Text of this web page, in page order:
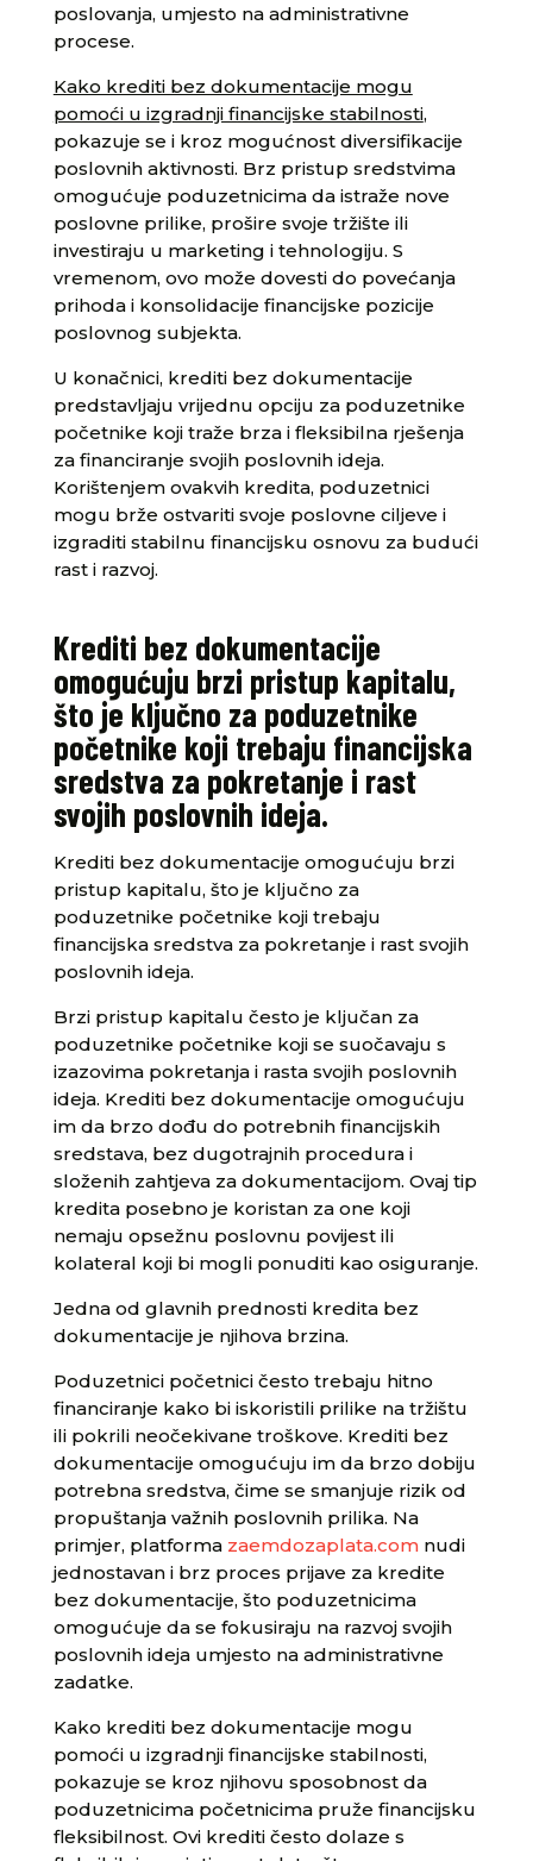
poslovanja, umjesto na administrativne
procese.
Kako krediti bez dokumentacije mogu
pomoći u izgradnji financijske stabilnosti,
pokazuje se i kroz mogućnost diversifikacije
poslovnih aktivnosti. Brz pristup sredstvima
omogućuje poduzetnicima da istraže nove
poslovne prilike, prošire svoje tržište ili
investiraju u marketing i tehnologiju. S
vremenom, ovo može dovesti do povećanja
prihoda i konsolidacije financijske pozicije
poslovnog subjekta.
U konačnici, krediti bez dokumentacije
predstavljaju vrijednu opciju za poduzetnike
početnike koji traže brza i fleksibilna rješenja
za financiranje svojih poslovnih ideja.
Korištenjem ovakvih kredita, poduzetnici
mogu brže ostvariti svoje poslovne ciljeve i
izgraditi stabilnu financijsku osnovu za budući
rast i razvoj.
Krediti bez dokumentacije
omogućuju brzi pristup kapitalu,
što je ključno za poduzetnike
početnike koji trebaju financijska
sredstva za pokretanje i rast
svojih poslovnih ideja.
Krediti bez dokumentacije omogućuju brzi
pristup kapitalu, što je ključno za
poduzetnike početnike koji trebaju
financijska sredstva za pokretanje i rast svojih
poslovnih ideja.
Brzi pristup kapitalu često je ključan za
poduzetnike početnike koji se suočavaju s
izazovima pokretanja i rasta svojih poslovnih
ideja. Krediti bez dokumentacije omogućuju
im da brzo dođu do potrebnih financijskih
sredstava, bez dugotrajnih procedura i
složenih zahtjeva za dokumentacijom. Ovaj tip
kredita posebno je koristan za one koji
nemaju opsežnu poslovnu povijest ili
kolateral koji bi mogli ponuditi kao osiguranje.
Jedna od glavnih prednosti kredita bez
dokumentacije je njihova brzina.
Poduzetnici početnici često trebaju hitno
financiranje kako bi iskoristili prilike na tržištu
ili pokrili neočekivane troškove. Krediti bez
dokumentacije omogućuju im da brzo dobiju
potrebna sredstva, čime se smanjuje rizik od
propuštanja važnih poslovnih prilika. Na
primjer, platforma zaemdozaplata.comnudi
jednostavan i brz proces prijave za kredite
bez dokumentacije, što poduzetnicima
omogućuje da se fokusiraju na razvoj svojih
poslovnih ideja umjesto na administrativne
zadatke.
Kako krediti bez dokumentacije mogu
pomoći u izgradnji financijske stabilnosti,
pokazuje se kroz njihovu sposobnost da
poduzetnicima početnicima pruže financijsku
fleksibilnost. Ovi krediti često dolaze s